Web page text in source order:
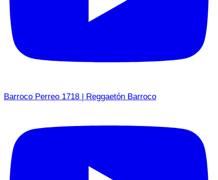
Barroco Perreo 1718 | Reggaetón Barroco